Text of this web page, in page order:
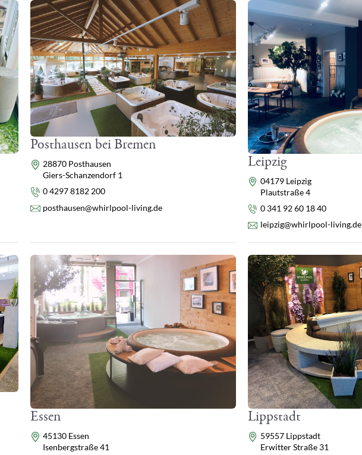
Posthausen bei Bremen
Adresse
28870 Posthausen
Giers-Schanzendorf 1
Telefon
0 4297 8182 200
E-Mail
posthausen@whirlpool-living.de
Leipzig
Adresse
04179 Leipzig
Plautstraße 4
Telefon
0 341 92 60 18 40
E-Mail
leipzig@whirlpool-living.de
Essen
Adresse
45130 Essen
Isenbergstraße 41
Lippstadt
Adresse
59557 Lippstadt
Erwitter Straße 31